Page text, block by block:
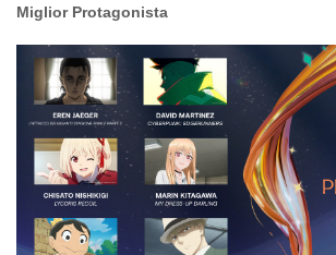
Miglior Protagonista